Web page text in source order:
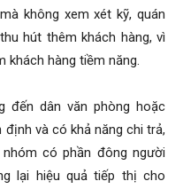
không xem xét kỹ, quán
hút thêm khách hàng, vì
khách hàng tiềm năng.
đến dân văn phòng hoặc
và có khả năng chi trả,
có phần đông người
lại hiệu quả tiếp thị cho